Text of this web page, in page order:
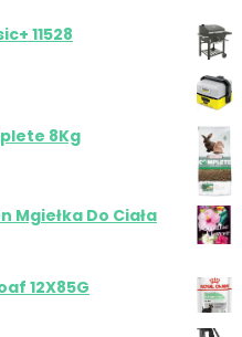
11528
8Kg
Mgiełka Do Ciała
12X85G